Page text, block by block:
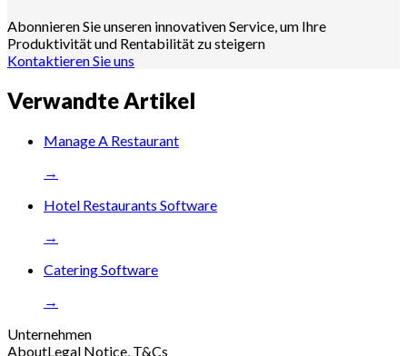
Abonnieren Sie unseren innovativen Service, um Ihre
Produktivität und Rentabilität zu steigern
Kontaktieren Sie uns
Verwandte Artikel
Manage A Restaurant
→
Hotel Restaurants Software
→
Catering Software
→
Unternehmen
AboutLegal Notice, T&Cs